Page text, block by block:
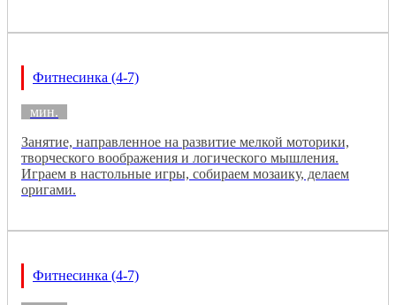
Фитнесинка (4-7)
мин.
Занятие, направленное на развитие мелкой моторики,
творческого воображения и логического мышления.
Играем в настольные игры, собираем мозаику, делаем
оригами.
Фитнесинка (4-7)